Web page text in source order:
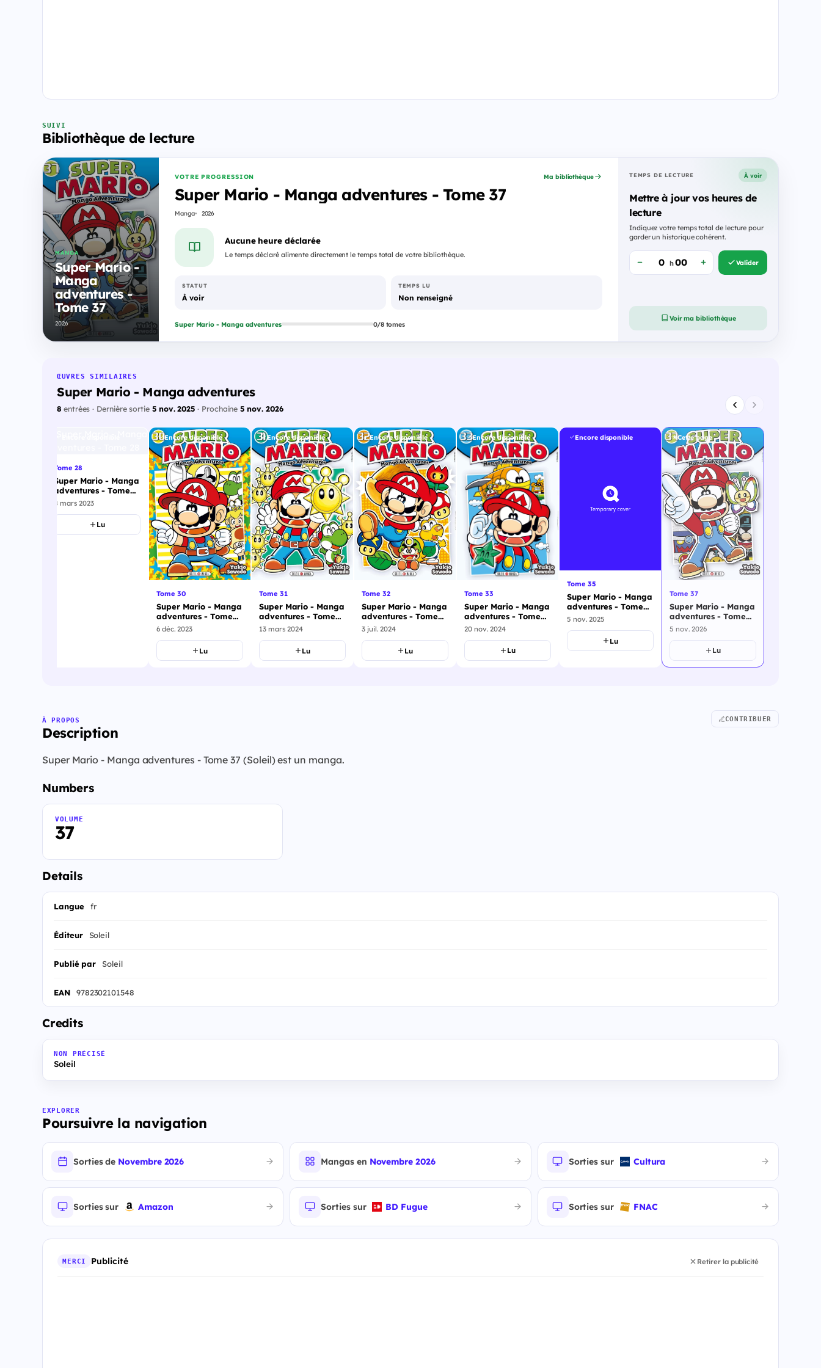
SUIVI
Bibliothèque de lecture
MANGA
Super Mario -
Manga
adventures -
Tome 37
2026
VOTRE PROGRESSION
Super Mario - Manga adventures - Tome 37
Manga 2026
Ma bibliothèque
Aucune heure déclarée
Le temps déclaré alimente directement le temps total de votre bibliothèque.
STATUT
À voir
TEMPS LU
Non renseigné
Super Mario - Manga adventures 0/8 tomes
TEMPS DE LECTURE À voir
Mettre à jour vos heures de
lecture
Indiquez votre temps total de lecture pour
garder un historique cohérent.
h Valider
Voir ma bibliothèque
ŒUVRES SIMILAIRES
Super Mario - Manga adventures
8entrées · Dernière sortie 5 nov. 2025 · Prochaine5 nov. 2026
Tome 28
Super Mario - Manga
adventures - Tome
28
8 mars 2023
Lu
Encore disponible
Tome 30
Super Mario - Manga
adventures - Tome
30
6 déc. 2023
Lu
Encore disponible
Tome 31
Super Mario - Manga
adventures - Tome
31
13 mars 2024
Lu
Encore disponible
Tome 32
Super Mario - Manga
adventures - Tome
32
3 juil. 2024
Lu
Encore disponible
Tome 33
Super Mario - Manga
adventures - Tome
33
20 nov. 2024
Lu
Encore disponible
Tome 35
Super Mario - Manga
adventures - Tome
35
5 nov. 2025
Lu
Cette page
Tome 37
Super Mario - Manga
adventures - Tome
37
5 nov. 2026
Lu
À PROPOS
Description
CONTRIBUER
Super Mario - Manga adventures - Tome 37 (Soleil) est un manga.
Numbers
37
VOLUME
Details
Langue fr
Éditeur Soleil
Publié par Soleil
EAN 9782302101548
Credits
NON PRÉCISÉ
Soleil
EXPLORER
Poursuivre la navigation
Sorties de Novembre 2026 Mangas en Novembre 2026 Sorties sur Cultura
Sorties sur Amazon Sorties sur BD Fugue Sorties sur FNAC
MERCI Publicité Retirer la publicité